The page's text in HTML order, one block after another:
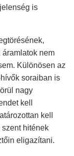
is
nem
Különösen az
soraiban is
nagy
kell
kell
szent hitének
eligazítani.